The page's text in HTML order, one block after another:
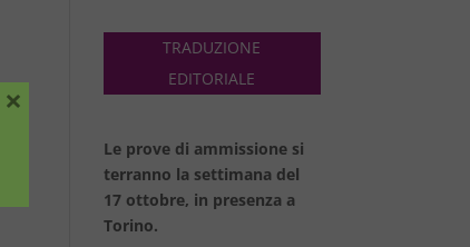
TRADUZIONE
EDITORIALE
Le prove di ammissione si
terranno la settimana del
17 ottobre, in presenza a
Torino.
×